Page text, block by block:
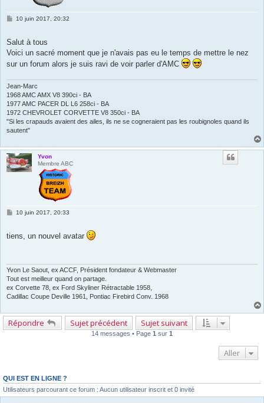
M
s
a
g
10 juin 2017, 20:32
Salut à tous
Voici un sacré moment que je n'avais pas eu le temps de mettre le nez
sur un forum alors je suis ravi de voir parler d'AMC
Jean-Marc
1968 AMC AMX V8 390ci - BA
1977 AMC PACER DL L6 258ci - BA
1972 CHEVROLET CORVETTE V8 350ci - BA
"Si les crapauds avaient des ailes, ils ne se cogneraient pas les roubignoles quand ils
sautent"
Yvon
Membre ABC
M
a
10 juin 2017, 20:33
tiens, un nouvel avatar
Yvon Le Saout, ex ACCF, Président fondateur & Webmaster
Tout est meilleur quand on partage.
ex Corvette 78, ex Ford Skyliner Rétractable 1958,
Cadillac Coupe Deville 1961, Pontiac Firebird Conv. 1968
Répondre Sujet précédent Sujet suivant
14 messages • Page 1 sur 1
Aller
QUI EST EN LIGNE ?
Utilisateurs parcourant ce forum : Aucun utilisateur inscrit et 0 invité